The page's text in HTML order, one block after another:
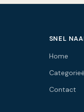
SNEL
Home
Contact